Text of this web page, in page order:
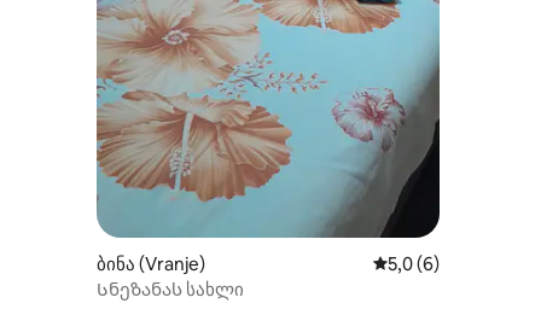
ბინა (Vranje) საშუალო
5,0 (6)
Სნეზანას სახლი